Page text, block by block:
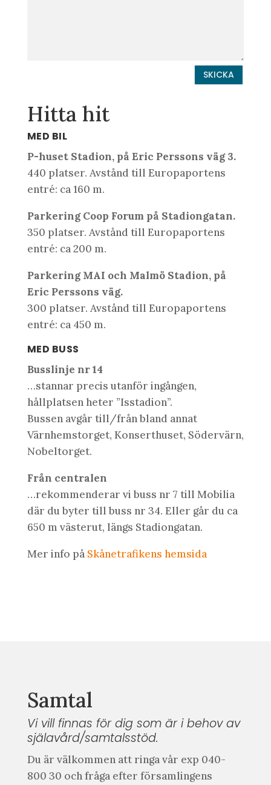
SKICKA
Hitta hit
MED BIL
P-huset Stadion, på Eric Perssons väg 3.
440 platser. Avstånd till Europaportens
entré: ca 160 m.
Parkering Coop Forum på Stadiongatan.
350 platser. Avstånd till Europaportens
entré: ca 200 m.
Parkering MAI och Malmö Stadion, på
Eric Perssons väg.
300 platser. Avstånd till Europaportens
entré: ca 450 m.
MED BUSS
Busslinje nr 14
…stannar precis utanför ingången,
hållplatsen heter ”Isstadion”.
Bussen avgår till/från bland annat
Värnhemstorget, Konserthuset, Södervärn,
Nobeltorget.
Från centralen
…rekommenderar vi buss nr 7 till Mobilia
där du byter till buss nr 34. Eller går du ca
650 m västerut, längs Stadiongatan.
Mer info på Skånetrafikens hemsida
Samtal
Vi vill finnas för dig som är i behov av
själavård/samtalsstöd.
Du är välkommen att ringa vår exp 040-
800 30 och fråga efter församlingens